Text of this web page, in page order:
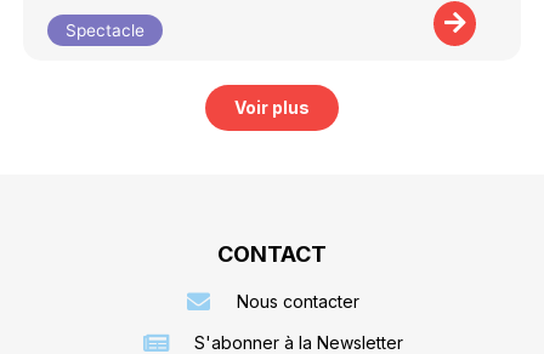
Spectacle
Voir plus
CONTACT
Nous contacter
S'abonner à la Newsletter